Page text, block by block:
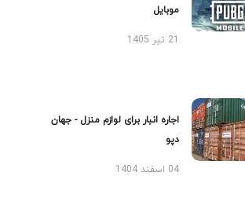
موبایل
21 تیر 1405
اجاره انبار برای لوازم منزل - جهان
دپو
04 اسفند 1404